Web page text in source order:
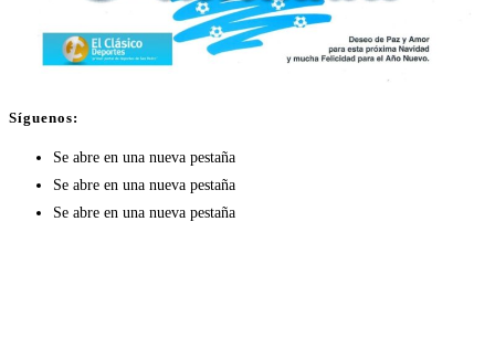
Síguenos:
Se abre en una nueva pestaña
Se abre en una nueva pestaña
Se abre en una nueva pestaña